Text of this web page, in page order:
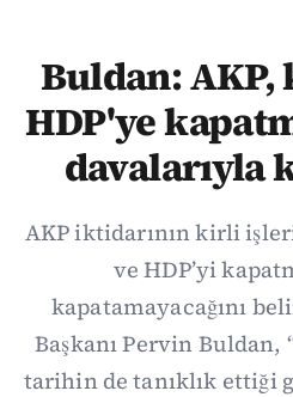
Buldan:
HDP'ye
davalarıyla
AKP iktidarının kirli
ve HDP’yi
kapatamayacağını
Başkanı Pervin
tarihin de tanıklık ettiği